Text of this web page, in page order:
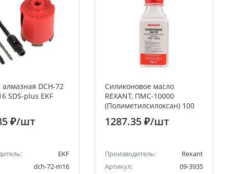
DCH-72
SDS-plus EKF
₽/шт
EKF
dch-72-m16
Силиконовое масло
REXANT, ПМС-10000
(Полиметилсилоксан) 100
1287.35 ₽/шт
Производитель:
Rexant
Артикул:
09-3935